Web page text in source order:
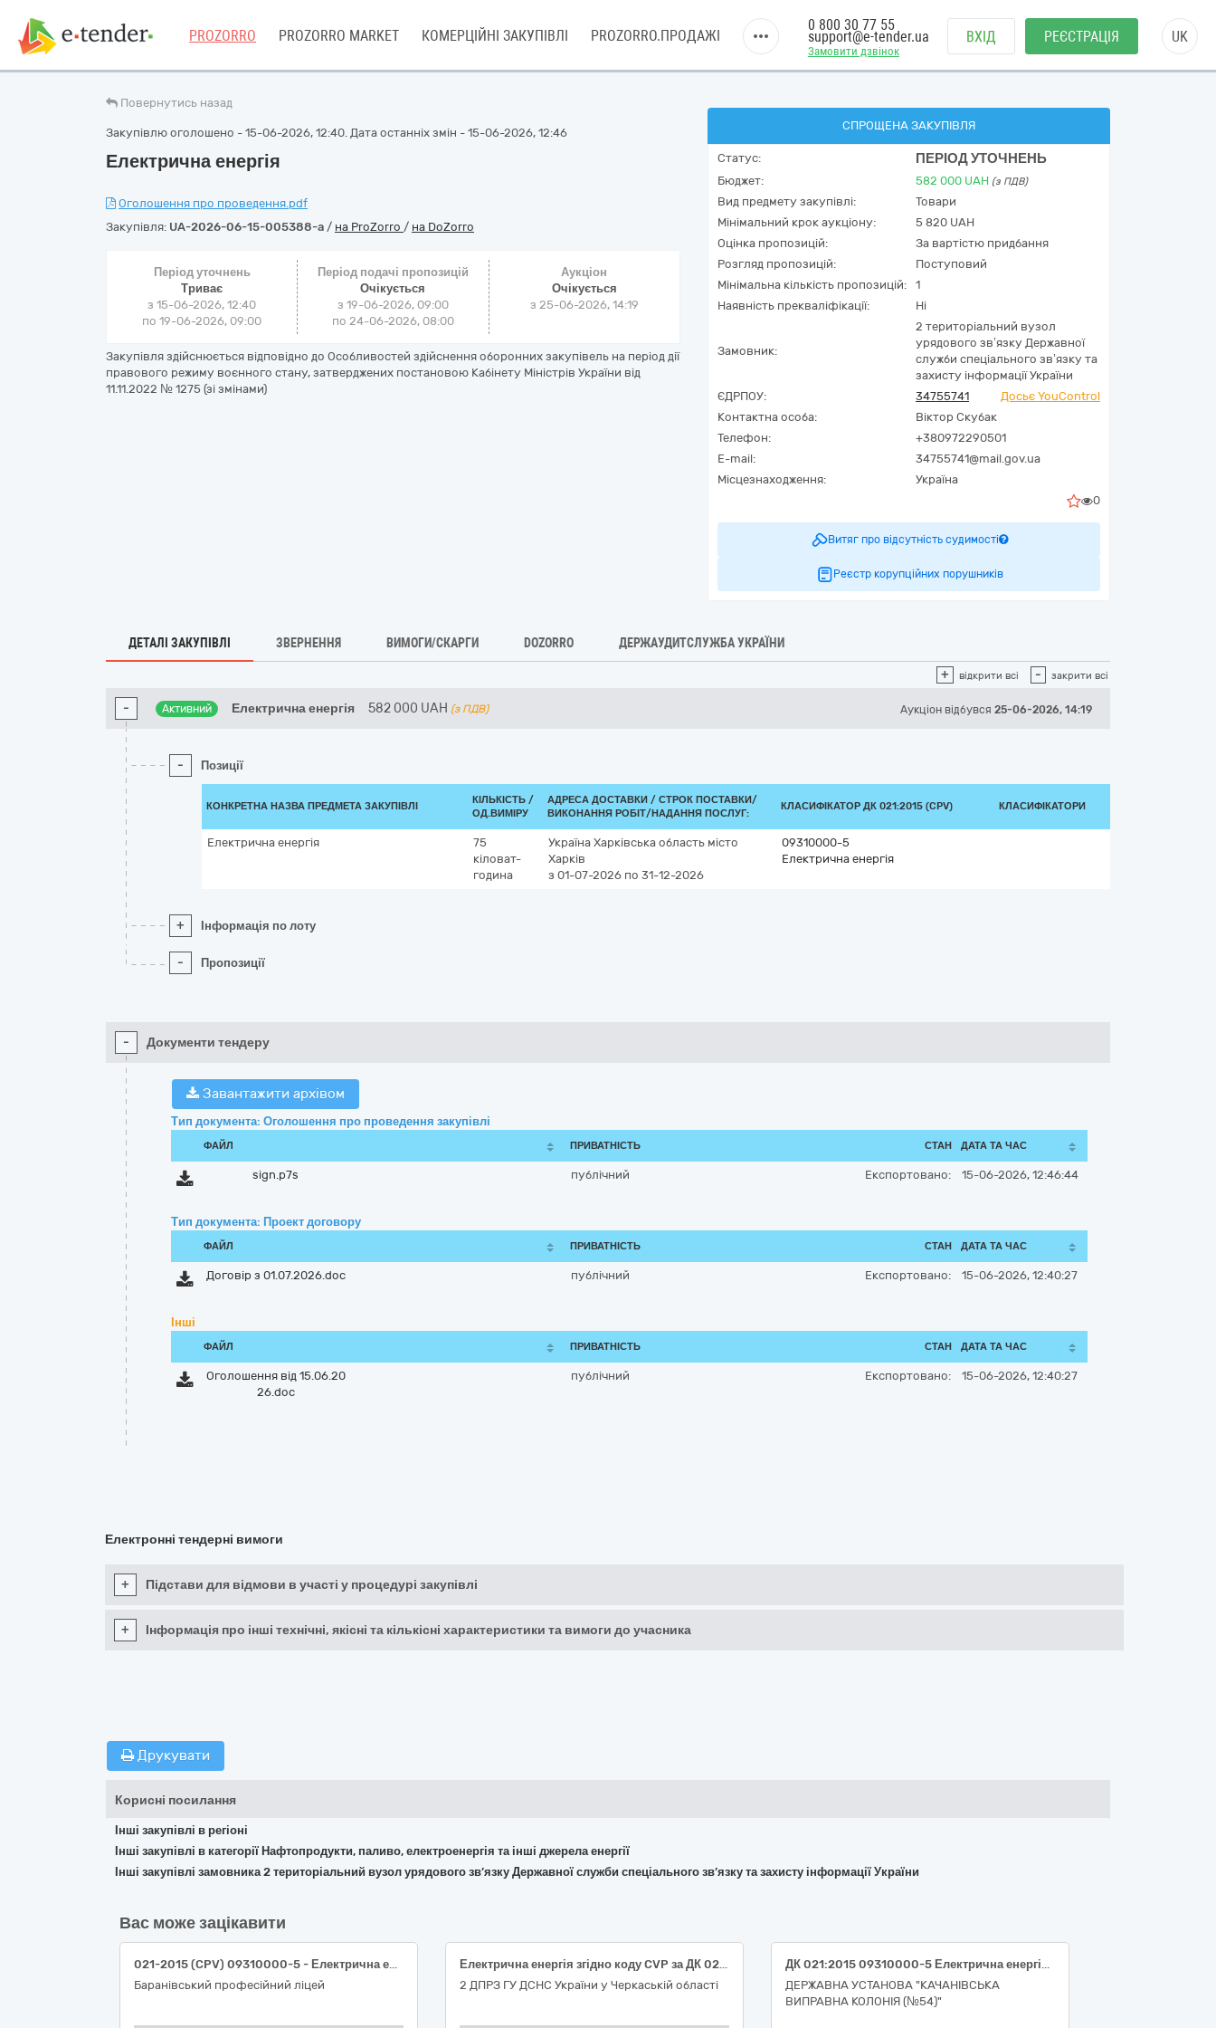
PROZORRO PROZORRO MARKET КОМЕРЦІЙНІ ЗАКУПІВЛІ PROZORRO.ПРОДАЖІ
Замовити дзвінок
0 800 30 77 55
support@e-tender.ua ВХІД РЕЄСТРАЦІЯ UK
Повернутись назад
Закупівлю оголошено - 15-06-2026, 12:40. Дата останніх змін - 15-06-2026, 12:46
Електрична енергія
Оголошення про проведення.pdf
Закупівля: UA-2026-06-15-005388-a / на ProZorro / на DoZorro
Період уточнень
Триває
з 15-06-2026, 12:40
по 19-06-2026, 09:00
Період подачі пропозицій
Очікується
з 19-06-2026, 09:00
по 24-06-2026, 08:00
Аукціон
Очікується
з 25-06-2026, 14:19
Закупівля здійснюється відповідно до Особливостей здійснення оборонних закупівель на період дії
правового режиму воєнного стану, затверджених постановою Кабінету Міністрів України від
11.11.2022 № 1275 (зі змінами)
СПРОЩЕНА ЗАКУПІВЛЯ
Статус: ПЕРІОД УТОЧНЕНЬ
Бюджет: 582 000 UAH (з ПДВ)
Вид предмету закупівлі:
Товари
Мінімальний крок аукціону:
5 820 UAH
Оцінка пропозицій:
За вартістю придбання
Розгляд пропозицій:
Поступовий
Мінімальна кількість пропозицій:
1
Наявність прекваліфікації:
Ні
Замовник:
2 територіальний вузол
урядового зв’язку Державної
служби спеціального зв’язку та
захисту інформації України
ЄДРПОУ:
34755741
Досьє YouControl
Контактна особа:
Віктор Скубак
Телефон:
+380972290501
E-mail:
34755741@mail.gov.ua
Місцезнаходження:
Україна
0
Витяг про відсутність судимості
Реєстр корупційних порушників
ДЕТАЛІ ЗАКУПІВЛІ ЗВЕРНЕННЯ ВИМОГИ/СКАРГИ DOZORRO ДЕРЖАУДИТСЛУЖБА УКРАЇНИ
+ відкрити всі - закрити всі
- Активний Електрична енергія 582 000 UAH (з ПДВ) Аукціон відбувся 25-06-2026, 14:19
- Позиції
КОНКРЕТНА НАЗВА ПРЕДМЕТА ЗАКУПІВЛІ
КІЛЬКІСТЬ /
ОД.ВИМІРУ
АДРЕСА ДОСТАВКИ / СТРОК ПОСТАВКИ/
ВИКОНАННЯ РОБІТ/НАДАННЯ ПОСЛУГ:
КЛАСИФІКАТОР ДК 021:2015 (CPV) КЛАСИФІКАТОРИ
Електрична енергія
75
кіловат-
година
Україна Харківська область місто
Харків
з 01-07-2026 по 31-12-2026
09310000-5
Електрична енергія
+ Інформація по лоту
- Пропозиції
- Документи тендеру
Завантажити архівом
Тип документа: Оголошення про проведення закупівлі
ФАЙЛ ПРИВАТНІСТЬ СТАН ДАТА ТА ЧАС
sign.p7s публічний Експортовано: 15-06-2026, 12:46:44
Тип документа: Проект договору
ФАЙЛ ПРИВАТНІСТЬ СТАН ДАТА ТА ЧАС
Договір з 01.07.2026.doc публічний Експортовано: 15-06-2026, 12:40:27
Інші
ФАЙЛ ПРИВАТНІСТЬ СТАН ДАТА ТА ЧАС
Оголошення від 15.06.20
26.doc
публічний Експортовано: 15-06-2026, 12:40:27
Електронні тендерні вимоги
+ Підстави для відмови в участі у процедурі закупівлі
+ Інформація про інші технічні, якісні та кількісні характеристики та вимоги до учасника
Друкувати
Корисні посилання
Інші закупівлі в регіоні
Інші закупівлі в категорії Нафтопродукти, паливо, електроенергія та інші джерела енергії
Інші закупівлі замовника 2 територіальний вузол урядового зв’язку Державної служби спеціального зв’язку та захисту інформації України
Вас може зацікавити
021-2015 (CPV) 09310000-5 - Електрична енергія (з розподілом)
Баранівський професійний ліцей
Електрична енергія згідно коду CVP за ДК 021:2015 09310000-5 «Електрична енергія»
2 ДПРЗ ГУ ДСНС України у Черкаській області
ДК 021:2015 09310000-5 Електрична енергія (Електрична енергія)
ДЕРЖАВНА УСТАНОВА "КАЧАНІВСЬКА
ВИПРАВНА КОЛОНІЯ (№54)"